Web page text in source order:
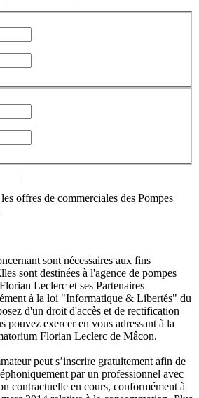
offres de commerciales des Pompes
sont nécessaires aux fins
sont destinées à l'agence de pompes
Leclerc et ses Partenaires
à la loi "Informatique & Libertés" du
d'un droit d'accès et de rectification
pouvez exercer en vous adressant à la
Florian Leclerc de Mâcon.
peut s’inscrire gratuitement afin de
par un professionnel avec
contractuelle en cours, conformément à